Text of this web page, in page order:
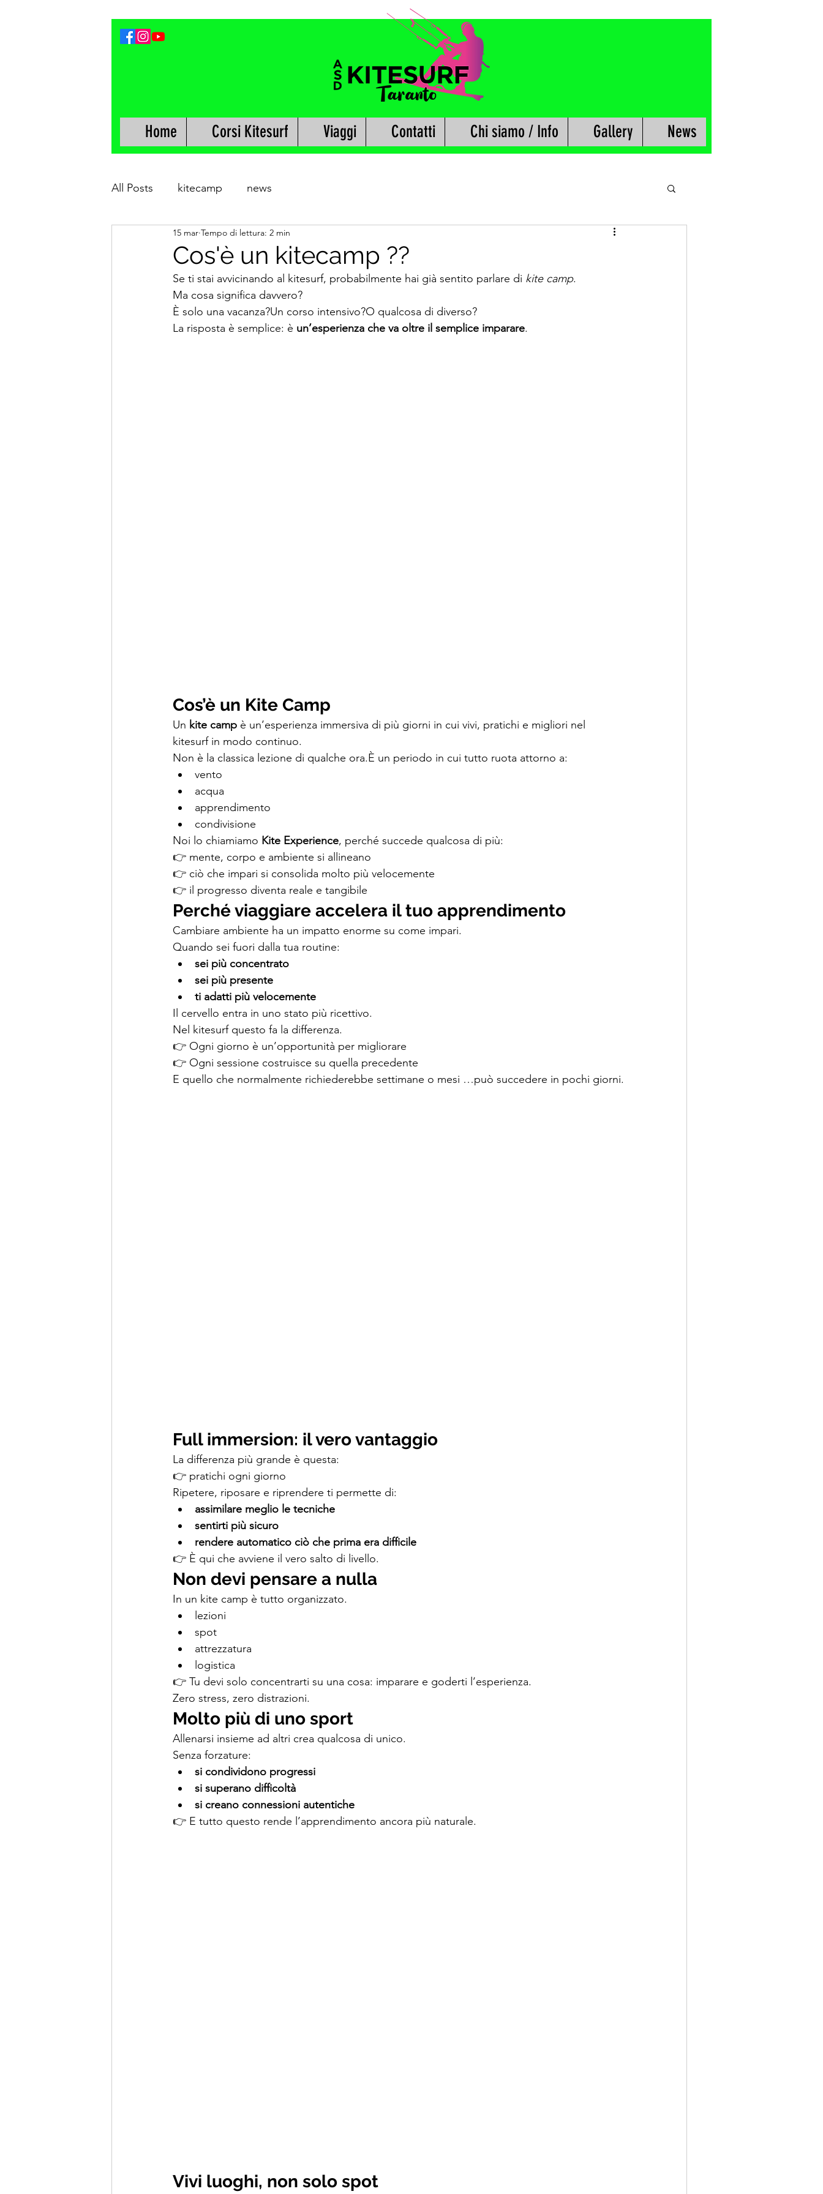
Home Corsi Kitesurf Viaggi Contatti Chi siamo / Info Gallery News
All Posts kitecamp news
Cos'è un kitecamp ??
15 mar Tempo di lettura: 2 min
Se ti stai avvicinando al kitesurf, probabilmente hai già sentito parlare di kite camp.
Ma cosa significa davvero?
È solo una vacanza?Un corso intensivo?O qualcosa di diverso?
La risposta è semplice: è un’esperienza che va oltre il semplice imparare.
Cos’è un Kite Camp
Un kite camp è un’esperienza immersiva di più giorni in cui vivi, pratichi e migliori nel
kitesurf in modo continuo.
Non è la classica lezione di qualche ora.È un periodo in cui tutto ruota attorno a:
vento
acqua
apprendimento
condivisione
Noi lo chiamiamo Kite Experience, perché succede qualcosa di più:
👉 mente, corpo e ambiente si allineano
👉 ciò che impari si consolida molto più velocemente
👉 il progresso diventa reale e tangibile
Perché viaggiare accelera il tuo apprendimento
Cambiare ambiente ha un impatto enorme su come impari.
Quando sei fuori dalla tua routine:
sei più concentrato
sei più presente
ti adatti più velocemente
Il cervello entra in uno stato più ricettivo.
Nel kitesurf questo fa la differenza.
👉 Ogni giorno è un’opportunità per migliorare
👉 Ogni sessione costruisce su quella precedente
E quello che normalmente richiederebbe settimane o mesi …può succedere in pochi giorni.
Full immersion: il vero vantaggio
La differenza più grande è questa:
👉 pratichi ogni giorno
Ripetere, riposare e riprendere ti permette di:
assimilare meglio le tecniche
sentirti più sicuro
rendere automatico ciò che prima era difficile
👉 È qui che avviene il vero salto di livello.
Non devi pensare a nulla
In un kite camp è tutto organizzato.
lezioni
spot
attrezzatura
logistica
👉 Tu devi solo concentrarti su una cosa: imparare e goderti l’esperienza.
Zero stress, zero distrazioni.
Molto più di uno sport
Allenarsi insieme ad altri crea qualcosa di unico.
Senza forzature:
si condividono progressi
si superano difficoltà
si creano connessioni autentiche
👉 E tutto questo rende l’apprendimento ancora più naturale.
Vivi luoghi, non solo spot